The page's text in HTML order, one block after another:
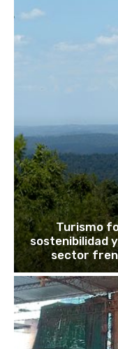
Turismo
sostenibilidad
sector